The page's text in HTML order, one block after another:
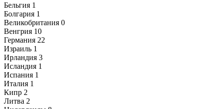
Бельгия 1
Болгария 1
Великобритания 0
Венгрия 10
Германия 22
Израиль 1
Ирландия 3
Исландия 1
Испания 1
Италия 1
Кипр 2
Литва 2